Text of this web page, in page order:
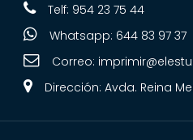
Telf: 954 23 75 44
Whatsapp: 644 83 97 37
Correo:
Dirección: Avda. Reina